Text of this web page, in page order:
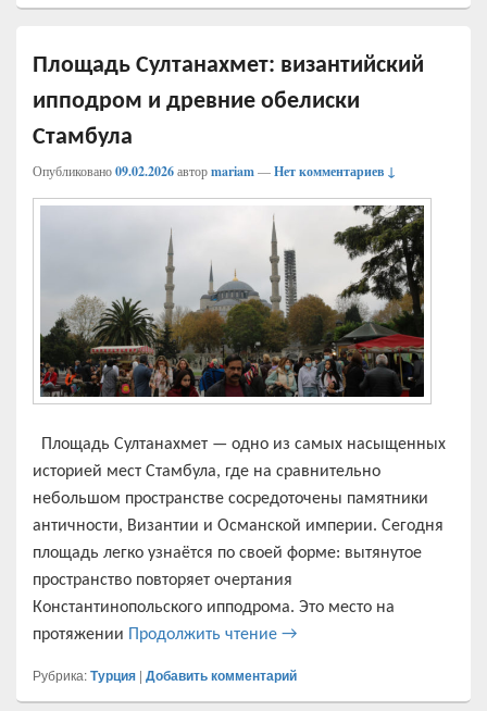
Площадь Султанахмет: византийский
ипподром и древние обелиски
Стамбула
Опубликовано09.02.2026авторmariam—Нет комментариев ↓
Площадь Султанахмет — одно из самых насыщенных
историей мест Стамбула, где на сравнительно
небольшом пространстве сосредоточены памятники
античности, Византии и Османской империи. Сегодня
площадь легко узнаётся по своей форме: вытянутое
пространство повторяет очертания
Константинопольского ипподрома. Это место на
протяжении Продолжить чтение Площадь Султанахмет:
→
Рубрика:Турция | Добавить комментарий